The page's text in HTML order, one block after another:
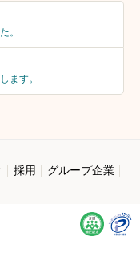
。
ます。
採用
グループ企業